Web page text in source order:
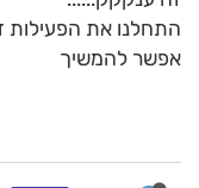
התחלנו את הפעילות
אפשר להמשיך